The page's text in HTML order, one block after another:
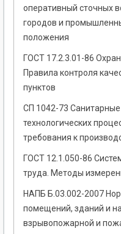
оперативный сточных
городов и
положения
ГОСТ 17.2.3.01-86
Правила контроля
пунктов
СП 1042-73
технологических
требования к
ГОСТ 12.1.050-86
труда. Методы
НАПБ Б.03.002-2007
помещений, зданий и
взрывопожарной и